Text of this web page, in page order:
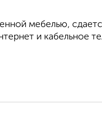
мебелью,
и кабельное